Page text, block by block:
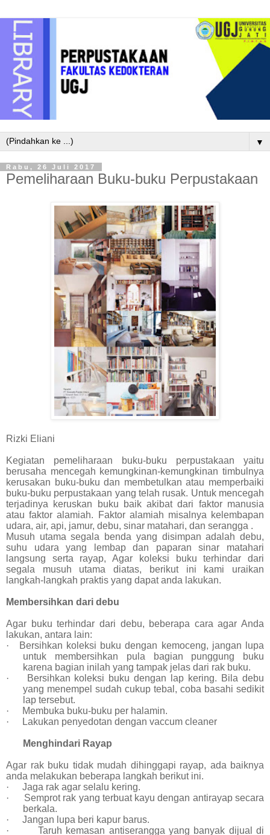
▼
Rabu, 26 Juli 2017
Pemeliharaan Buku-buku Perpustakaan
Rizki Eliani
Kegiatan pemeliharaan buku-buku perpustakaan yaitu
berusaha mencegah kemungkinan-kemungkinan timbulnya
kerusakan buku-buku dan membetulkan atau memperbaiki
buku-buku perpustakaan yang telah rusak. Untuk mencegah
terjadinya keruskan buku baik akibat dari faktor manusia
atau faktor alamiah. Faktor alamiah misalnya kelembapan
udara, air, api, jamur, debu, sinar matahari, dan serangga .
Musuh utama segala benda yang disimpan adalah debu,
suhu udara yang lembap dan paparan sinar matahari
langsung serta rayap, Agar koleksi buku terhindar dari
segala musuh utama diatas, berikut ini kami uraikan
langkah-langkah praktis yang dapat anda lakukan.
Membersihkan dari debu
Agar buku terhindar dari debu, beberapa cara agar Anda
lakukan, antara lain:
·
Bersihkan koleksi buku dengan kemoceng, jangan lupa
untuk membersihkan pula bagian punggung buku
karena bagian inilah yang tampak jelas dari rak buku.
·
Bersihkan koleksi buku dengan lap kering. Bila debu
yang menempel sudah cukup tebal, coba basahi sedikit
lap tersebut.
·
Membuka buku-buku per halamin.
·
Lakukan penyedotan dengan vaccum cleaner
Menghindari Rayap
Agar rak buku tidak mudah dihinggapi rayap, ada baiknya
anda melakukan beberapa langkah berikut ini.
·
Jaga rak agar selalu kering.
·
Semprot rak yang terbuat kayu dengan antirayap secara
berkala.
·
Jangan lupa beri kapur barus.
·
Taruh kemasan antiserangga yang banyak dijual di